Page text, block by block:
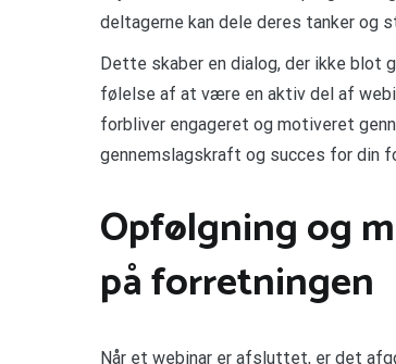
deltagerne kan dele deres tanker og
Dette skaber en dialog, der ikke blot
følelse af at være en aktiv del af
forbliver engageret og motiveret
gennemslagskraft og succes for din
Opfølgning og
på forretningen
Når et webinar er afsluttet, er det